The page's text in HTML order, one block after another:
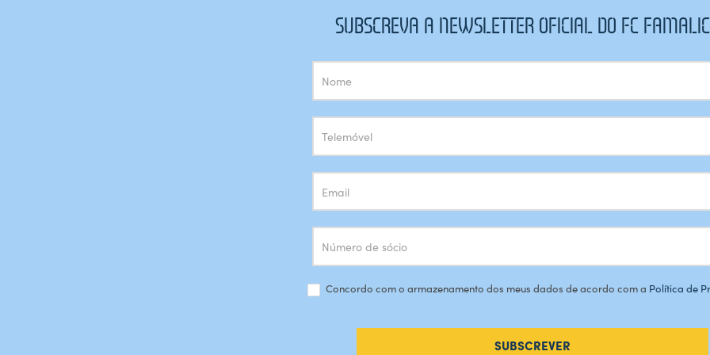
SUBSCREVA A NEWSLETTER OFICIAL DO FC
Concordo com o armazenamento dos meus dados de acordo com a Política de
SUBSCREVER